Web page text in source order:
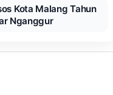
Kota Malang Tahun
Nganggur